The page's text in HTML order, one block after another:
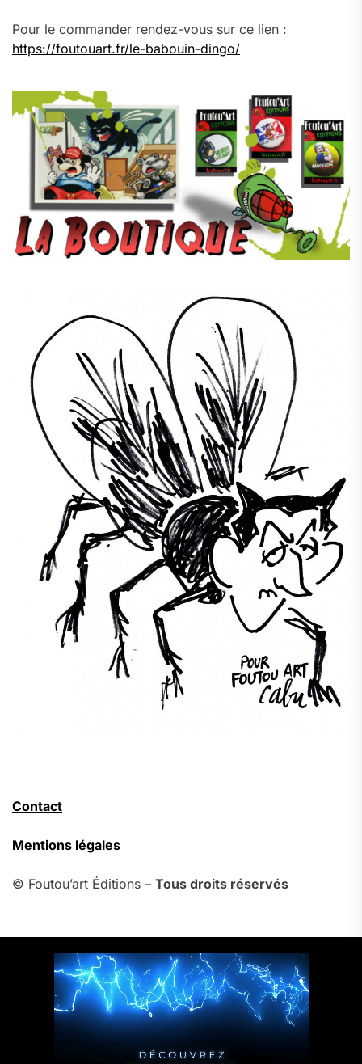
Pour le commander rendez-vous sur ce lien :
https://foutouart.fr/le-babouin-dingo/
Contact
Mentions légales
© Foutou’art Éditions – Tous droits réservés